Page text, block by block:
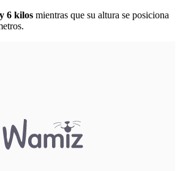
6 kilos mientras que su altura se posiciona